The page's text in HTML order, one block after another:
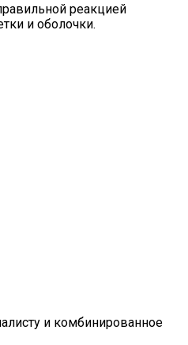
реакцией
и оболочки.
и комбинированное